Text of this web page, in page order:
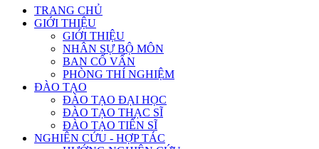
TRANG CHỦ
GIỚI THIỆU
GIỚI THIỆU
NHÂN SỰ BỘ MÔN
BAN CỐ VẤN
PHÒNG THÍ NGHIỆM
ĐÀO TẠO
ĐÀO TẠO ĐẠI HỌC
ĐÀO TẠO THẠC SĨ
ĐÀO TẠO TIẾN SĨ
NGHIÊN CỨU - HỢP TÁC